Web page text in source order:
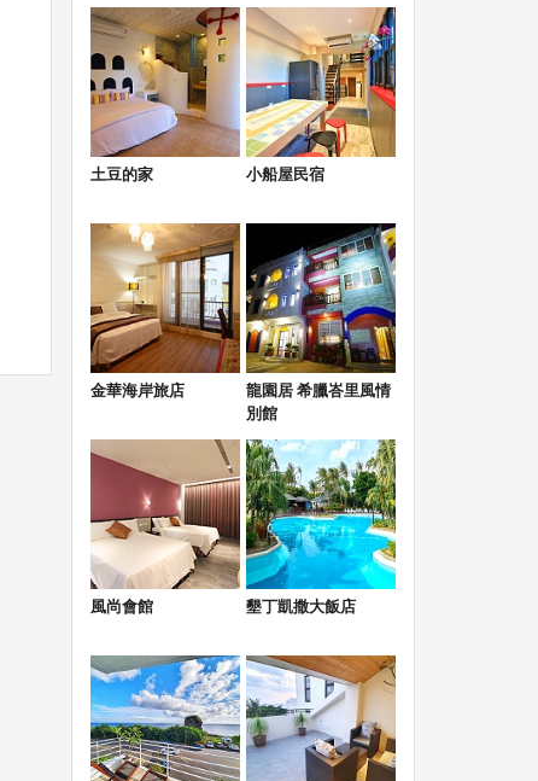
土豆的家 小船屋民宿
金華海岸旅店
龍園居 希臘峇里風情
別館
風尚會館 墾丁凱撒大飯店